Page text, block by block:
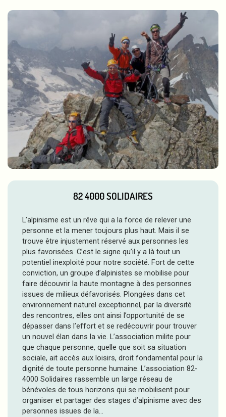
82 4000 SOLIDAIRES
L’alpinisme est un rêve qui a la force de relever une
personne et la mener toujours plus haut. Mais il se
trouve être injustement réservé aux personnes les
plus favorisées. C’est le signe qu’il y a là tout un
potentiel inexploité pour notre société. Fort de cette
conviction, un groupe d’alpinistes se mobilise pour
faire découvrir la haute montagne à des personnes
issues de milieux défavorisés. Plongées dans cet
environnement naturel exceptionnel, par la diversité
des rencontres, elles ont ainsi l’opportunité de se
dépasser dans l’effort et se redécouvrir pour trouver
un nouvel élan dans la vie. L’association milite pour
que chaque personne, quelle que soit sa situation
sociale, ait accès aux loisirs, droit fondamental pour la
dignité de toute personne humaine. L’association 82-
4000 Solidaires rassemble un large réseau de
bénévoles de tous horizons qui se mobilisent pour
organiser et partager des stages d’alpinisme avec des
personnes issues de la…